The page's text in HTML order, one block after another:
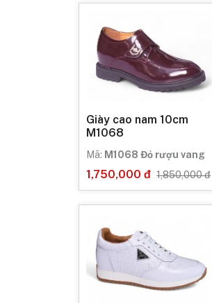
Giày cao nam 10cm
M1068
Mã: M1068 Đỏ rượu vang
1,750,000 đ 1,850,000 đ